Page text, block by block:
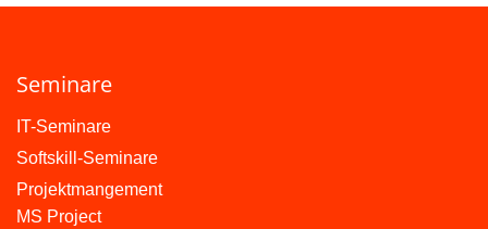
Seminare
IT-Seminare
Softskill-Seminare
Projektmangement
MS Project